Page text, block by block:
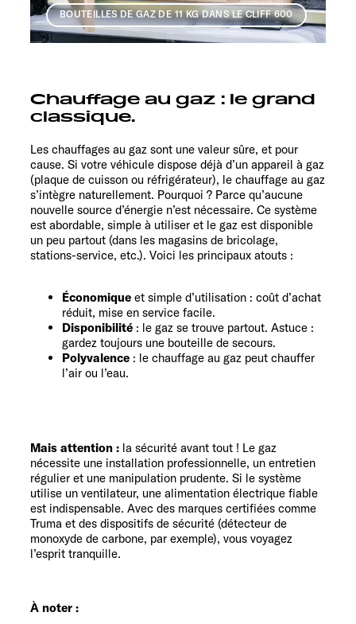
BOUTEILLES DE GAZ DE 11 KG DANS LE CLIFF 600
Chauffage au gaz : le grand
classique.
Les chauffages au gaz sont une valeur sûre, et pour
cause. Si votre véhicule dispose déjà d’un appareil à gaz
(plaque de cuisson ou réfrigérateur), le chauffage au gaz
s’intègre naturellement. Pourquoi ? Parce qu’aucune
nouvelle source d’énergie n’est nécessaire. Ce système
est abordable, simple à utiliser et le gaz est disponible
un peu partout (dans les magasins de bricolage,
stations-service, etc.). Voici les principaux atouts :
Économique et simple d’utilisation : coût d’achat
réduit, mise en service facile.
Disponibilité : le gaz se trouve partout. Astuce :
gardez toujours une bouteille de secours.
Polyvalence : le chauffage au gaz peut chauffer
l’air ou l’eau.
Mais attention : la sécurité avant tout ! Le gaz
nécessite une installation professionnelle, un entretien
régulier et une manipulation prudente. Si le système
utilise un ventilateur, une alimentation électrique fiable
est indispensable. Avec des marques certifiées comme
Truma et des dispositifs de sécurité (détecteur de
monoxyde de carbone, par exemple), vous voyagez
l’esprit tranquille.
À noter :